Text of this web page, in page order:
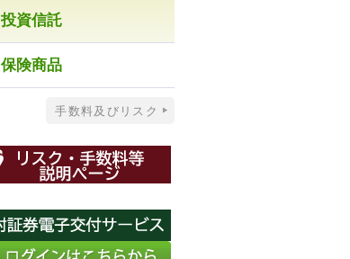
投資信託
保険商品
手数料及びリスク